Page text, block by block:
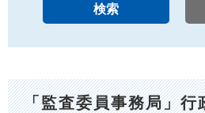
「監査委員事務局」行